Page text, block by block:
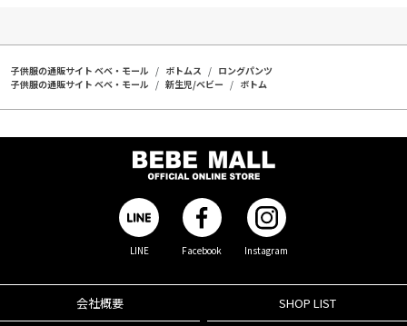
子供服の通販サイト ベベ・モール ボトムス
ロングパンツ
子供服の通販サイト ベベ・モール
新生児/ベビー ボトム
LINE Facebook Instagram
会社概要 SHOP LIST